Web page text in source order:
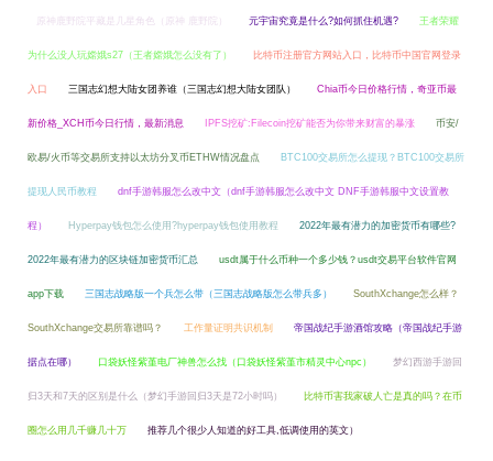
原神鹿野院平藏是几星角色（原神 鹿野院） 元宇宙究竟是什么?如何抓住机遇? 王者荣耀
为什么没人玩嫦娥s27（王者嫦娥怎么没有了） 比特币注册官方网站入口，比特币中国官网登录
入口 三国志幻想大陆女团养谁（三国志幻想大陆女团队） Chia币今日价格行情，奇亚币最
新价格_XCH币今日行情，最新消息 IPFS挖矿:Filecoin挖矿能否为你带来财富的暴涨 币安/
欧易/火币等交易所支持以太坊分叉币ETHW情况盘点 BTC100交易所怎么提现？BTC100交易所
提现人民币教程 dnf手游韩服怎么改中文（dnf手游韩服怎么改中文 DNF手游韩服中文设置教
程） Hyperpay钱包怎么使用?hyperpay钱包使用教程 2022年最有潜力的加密货币有哪些?
2022年最有潜力的区块链加密货币汇总 usdt属于什么币种一个多少钱？usdt交易平台软件官网
app下载 三国志战略版一个兵怎么带（三国志战略版怎么带兵多） SouthXchange怎么样？
SouthXchange交易所靠谱吗？ 工作量证明共识机制 帝国战纪手游酒馆攻略（帝国战纪手游
据点在哪） 口袋妖怪紫堇电厂神兽怎么找（口袋妖怪紫堇市精灵中心npc） 梦幻西游手游回
归3天和7天的区别是什么（梦幻手游回归3天是72小时吗） 比特币害我家破人亡是真的吗？在币
圈怎么用几千赚几十万 推荐几个很少人知道的好工具,低调使用的英文）